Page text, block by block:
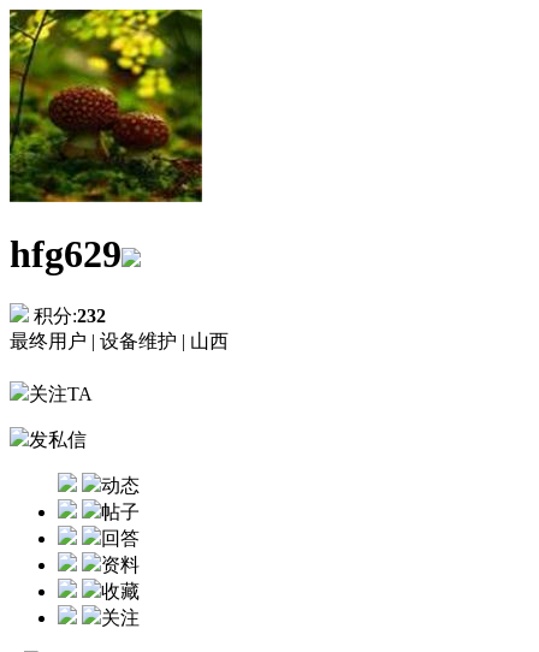
hfg629
积分:232
最终用户 | 设备维护 | 山西
关注TA
发私信
动态
帖子
回答
资料
收藏
关注